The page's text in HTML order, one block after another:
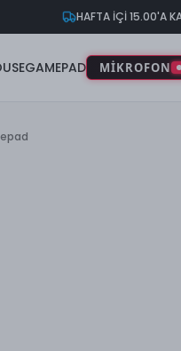
HAFTA İÇİ 15.00'A
GAMEPAD MİKROFON